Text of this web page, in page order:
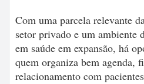
Com uma parcela relevante
setor privado e um ambiente
em saúde em expansão, há
quem organiza bem agenda,
relacionamento com